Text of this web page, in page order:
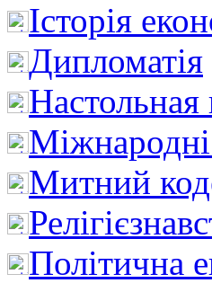
Історія
Дипломатія
Міжнародні
Митний
Політична